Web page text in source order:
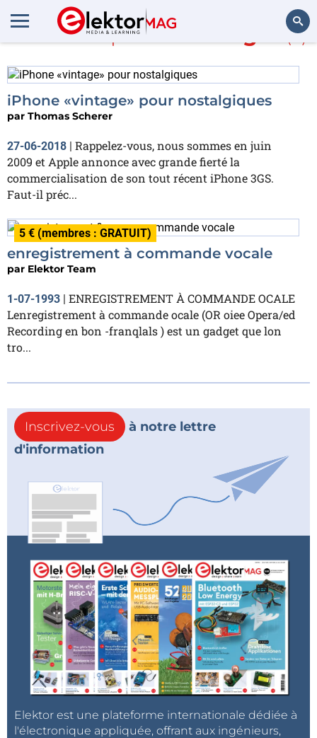
En savoir plus sur (2)
iPhone «vintage» pour nostalgiques
par Thomas Scherer
27-06-2018 | Rappelez-vous, nous sommes en juin
2009 et Apple annonce avec grande fierté la
commercialisation de son tout récent iPhone 3GS.
Faut-il préc...
5 € (membres : GRATUIT)
enregistrement à commande vocale
par Elektor Team
1-07-1993 | ENREGISTREMENT À COMMANDE OCALE
Lenregistrement à commande ocale (OR oiee Opera/ed
Recording en bon -franqlals ) est un gadget que lon
tro...
Inscrivez-vous
à notre lettre
d'information
Elektor est une plateforme internationale dédiée à
l'électronique appliquée, offrant aux ingénieurs,